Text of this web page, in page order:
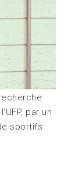
par un
sportifs